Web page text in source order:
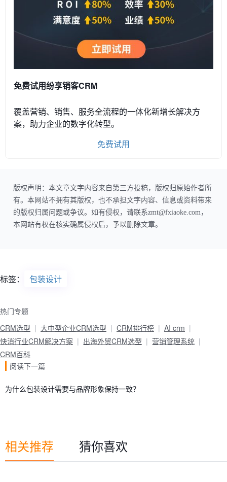
免费试用纷享销客CRM
覆盖营销、销售、服务全流程的一体化新增长解决方
案，助力企业的数字化转型。
免费试用
版权声明：本文章文字内容来自第三方投稿，版权归原始作者所
有。本网站不拥有其版权，也不承担文字内容、信息或资料带来
的版权归属问题或争议。如有侵权，请联系zmt@fxiaoke.com，
本网站有权在核实确属侵权后，予以删除文章。
标签： 包装设计
热门专题
CRM选型
大中型企业CRM选型 CRM排行榜
AI crm
快消行业CRM解决方案
出海外贸CRM选型
营销管理系统
CRM百科
阅读下一篇
为什么包装设计需要与品牌形象保持一致？
相关推荐 猜你喜欢